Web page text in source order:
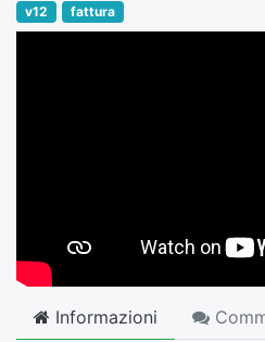
v12 fattura
Informazioni